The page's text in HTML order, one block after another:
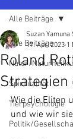
Alle Beiträge
Natur/
Spiritualität
Tierpsychologie
Politik/
Alle Beiträge
Roland
Strategien
Suzan Yamuna
17. Apr. 2023 1
Wie die Eliten
und wie wir